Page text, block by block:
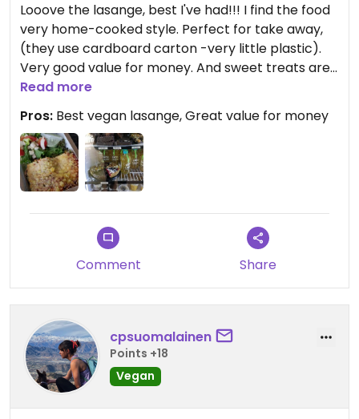
Looove the lasange, best I've had!!! I find the food
very home-cooked style. Perfect for take away,
(they use cardboard carton -very little plastic).
Very good value for money. And sweet treats are
so yummy and organic
Read more
Pros: Best vegan lasange, Great value for money
Comment Share
cpsuomalainen
Points +18
Vegan